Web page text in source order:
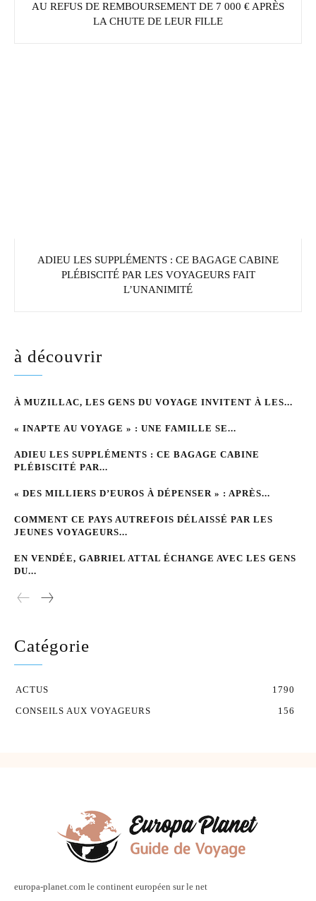
AU REFUS DE REMBOURSEMENT DE 7 000 € APRÈS
LA CHUTE DE LEUR FILLE
ADIEU LES SUPPLÉMENTS : CE BAGAGE CABINE
PLÉBISCITÉ PAR LES VOYAGEURS FAIT
L’UNANIMITÉ
à découvrir
À MUZILLAC, LES GENS DU VOYAGE INVITENT À LES...
« INAPTE AU VOYAGE » : UNE FAMILLE SE...
ADIEU LES SUPPLÉMENTS : CE BAGAGE CABINE
PLÉBISCITÉ PAR...
« DES MILLIERS D’EUROS À DÉPENSER » : APRÈS...
COMMENT CE PAYS AUTREFOIS DÉLAISSÉ PAR LES
JEUNES VOYAGEURS...
EN VENDÉE, GABRIEL ATTAL ÉCHANGE AVEC LES GENS
DU...
Catégorie
ACTUS
1790
CONSEILS AUX VOYAGEURS
156
europa-planet.com le continent européen sur le net